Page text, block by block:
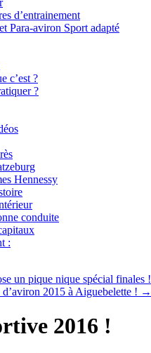
d’entrainement
Para-aviron Sport adapté
c’est ?
?
Hennessy
conduite
:
un pique nique spécial finales !
2015 à Aiguebelette ! →
2016 !